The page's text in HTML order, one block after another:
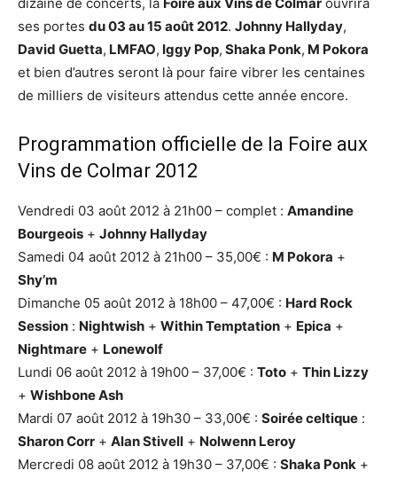
ses portes du 03 au 15 août 2012. Johnny Hallyday,
David Guetta, LMFAO, Iggy Pop, Shaka Ponk, M Pokora
et bien d’autres seront là pour faire vibrer les centaines
de milliers de visiteurs attendus cette année encore.
Programmation officielle de la Foire aux
Vins de Colmar 2012
Vendredi 03 août 2012 à 21h00 – complet : Amandine
Bourgeois + Johnny Hallyday
Samedi 04 août 2012 à 21h00 – 35,00€ : M Pokora +
Shy’m
Dimanche 05 août 2012 à 18h00 – 47,00€ : Hard Rock
Session : Nightwish + Within Temptation + Epica +
Nightmare + Lonewolf
Lundi 06 août 2012 à 19h00 – 37,00€ : Toto + Thin Lizzy
+ Wishbone Ash
Mardi 07 août 2012 à 19h30 – 33,00€ : Soirée celtique :
Sharon Corr + Alan Stivell + Nolwenn Leroy
Mercredi 08 août 2012 à 19h30 – 37,00€ : Shaka Ponk +